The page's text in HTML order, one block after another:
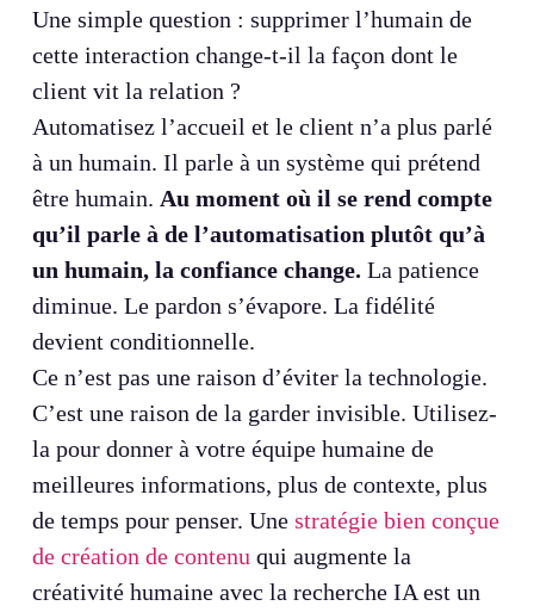
Une simple question : supprimer l’humain de
cette interaction change-t-il la façon dont le
client vit la relation ?
Automatisez l’accueil et le client n’a plus parlé
à un humain. Il parle à un système qui prétend
être humain. Au moment où il se rend compte
qu’il parle à de l’automatisation plutôt qu’à
un humain, la confiance change. La patience
diminue. Le pardon s’évapore. La fidélité
devient conditionnelle.
Ce n’est pas une raison d’éviter la technologie.
C’est une raison de la garder invisible. Utilisez-
la pour donner à votre équipe humaine de
meilleures informations, plus de contexte, plus
de temps pour penser. Une stratégie bien conçue
de création de contenu qui augmente la
créativité humaine avec la recherche IA est un